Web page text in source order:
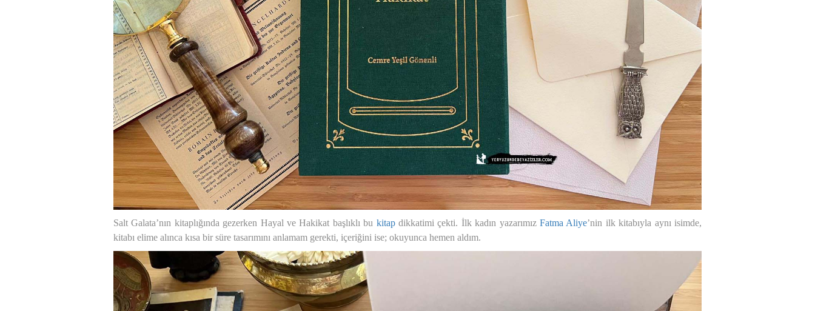
Salt Galata’nın kitaplığında gezerken Hayal ve Hakikat başlıklı bu kitapdikkatimi çekti. İlk kadın yazarımızFatma Aliye’nin ilk kitabıyla aynı isimde,
kitabı elime alınca kısa bir süre tasarımını anlamam gerekti, içeriğini ise; okuyunca hemen aldım.